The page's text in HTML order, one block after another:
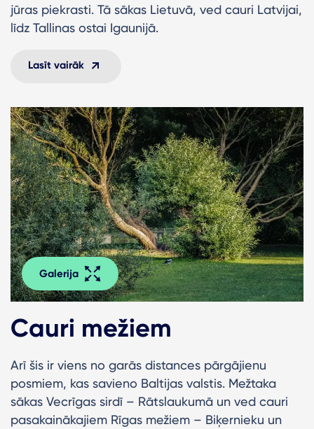
jūras piekrasti. Tā sākas Lietuvā, ved cauri Latvijai,
līdz Tallinas ostai Igaunijā.
Lasīt vairāk
Galerija
Cauri mežiem
Arī šis ir viens no garās distances pārgājienu
posmiem, kas savieno Baltijas valstis. Mežtaka
sākas Vecrīgas sirdī – Rātslaukumā un ved cauri
pasakainākajiem Rīgas mežiem – Biķernieku un